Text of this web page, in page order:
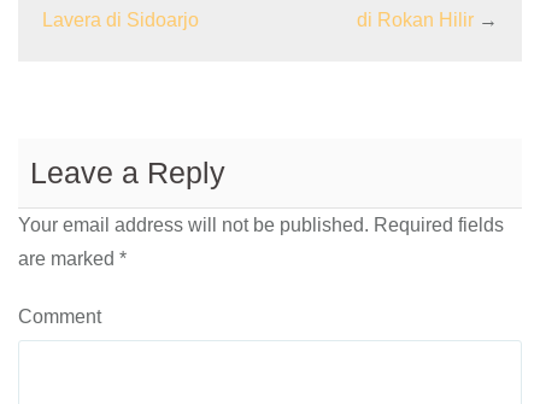
Lavera di Sidoarjo
di Rokan Hilir →
Leave a Reply
Your email address will not be published. Required fields
are marked *
Comment